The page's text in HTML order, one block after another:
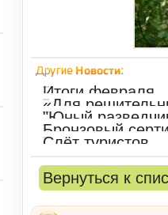
Итоги февраля
«Для
"Юный
Бронзовый
Слёт туристов
Вернуться к